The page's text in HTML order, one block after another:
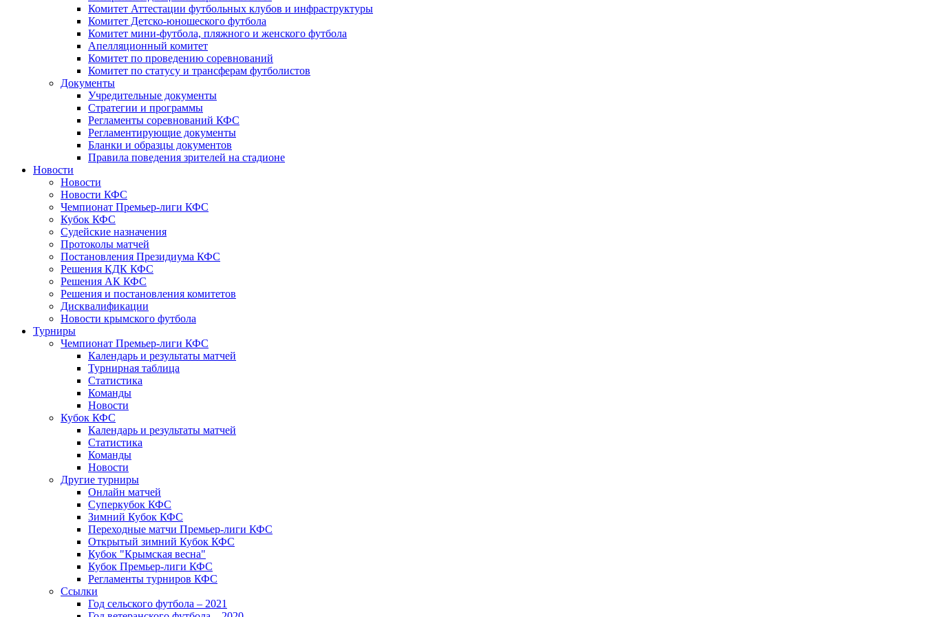
Комитет Аттестации футбольных клубов и инфраструктуры
Комитет Детско-юношеского футбола
Комитет мини-футбола, пляжного и женского футбола
Апелляционный комитет
Комитет по проведению соревнований
Комитет по статусу и трансферам футболистов
Документы
Учредительные документы
Стратегии и программы
Регламенты соревнований КФС
Регламентирующие документы
Бланки и образцы документов
Правила поведения зрителей на стадионе
Новости
Новости
Новости КФС
Чемпионат Премьер-лиги КФС
Кубок КФС
Судейские назначения
Протоколы матчей
Постановления Президиума КФС
Решения КДК КФС
Решения АК КФС
Решения и постановления комитетов
Дисквалификации
Новости крымского футбола
Турниры
Чемпионат Премьер-лиги КФС
Календарь и результаты матчей
Турнирная таблица
Статистика
Команды
Новости
Кубок КФС
Календарь и результаты матчей
Статистика
Команды
Новости
Другие турниры
Онлайн матчей
Суперкубок КФС
Зимний Кубок КФС
Переходные матчи Премьер-лиги КФС
Открытый зимний Кубок КФС
Кубок "Крымская весна"
Кубок Премьер-лиги КФС
Регламенты турниров КФС
Ссылки
Год сельского футбола – 2021